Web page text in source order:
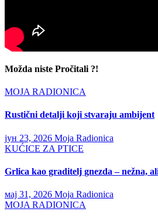
Možda niste Pročitali ?!
MOJA RADIONICA
Rustični detalji koji stvaraju ambijent
јун 23, 2026 Moja Radionica
KUĆICE ZA PTICE
Grlica kao graditelj gnezda – nežna,
мај 31, 2026 Moja Radionica
MOJA RADIONICA